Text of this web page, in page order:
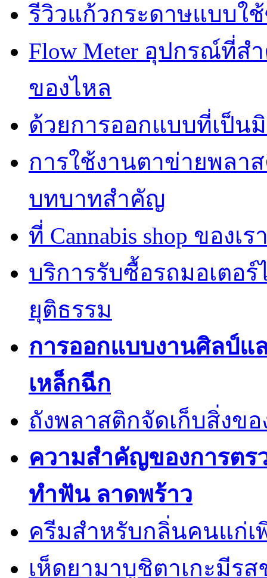
รีวิวแก้วกระดาษแบบใ
Flow Meter อุปกรณ์ที่ส
ของไหล
ด้วยการออกแบบที่เป็นมิ
การใช้งานตาข่ายพลา
บทบาทสำคัญ
ที่ Cannabis shop ของ
บริการรับซื้อรถมอเตอ
ยุติธรรม
การออกแบบงานศิลป์แ
เหล็กฉีก
ถังพลาสติกจัดเก็บสิ่งข
ความสำคัญของการต
ทำฟัน ลาดพร้าว
ครีมสำหรับกลิ่นคนแก่
เห็ดยามาบูชิตาเกะมีร